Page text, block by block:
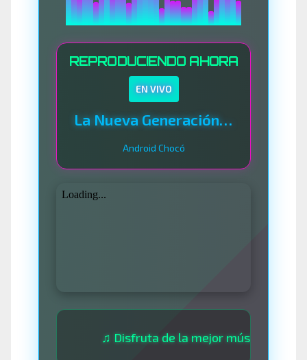
REPRODUCIENDO AHORA
EN VIVO
La Nueva Generación Del Sistema
Android Chocó
♫ Disfruta de la mejor música las 24 horas